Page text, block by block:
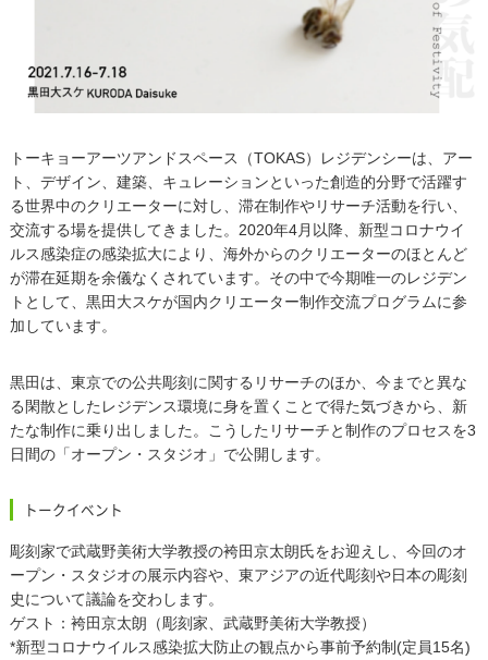
トーキョーアーツアンドスペース（TOKAS）
レジデンシーは、アー
ト、デザイン、建築、キュレーションといった創造的分野で活躍す
る世界中のクリエーターに対し、滞在制作やリサーチ活動を行い、
交流する場を提供してきました。2020年4月以降、新型コロナウイ
ルス感染症の感染拡大により、海外からのクリエーターのほとんど
が滞在延期を余儀なくされています。その中で今期唯一のレジデン
トとして、黒田大スケが国内クリエーター制作交流プログラムに参
加しています。
黒田は、東京での公共彫刻に関するリサーチのほか、今までと異な
る閑散としたレジデンス環境に身を置くことで得た気づきから、新
たな制作に乗り出しました。こうしたリサーチと制作のプロセスを3
日間の「オープン・スタジオ」で公開します。
トークイベント
彫刻家で武蔵野美術大学教授の袴田京太朗氏をお迎えし、今回のオ
ープン・スタジオの展示内容や、東アジアの近代彫刻や日本の彫刻
史について議論を交わします。
ゲスト：袴田京太朗（彫刻家、武蔵野美術大学教授）
*新型コロナウイルス感染拡大防止の観点から事前予約制(定員15名)